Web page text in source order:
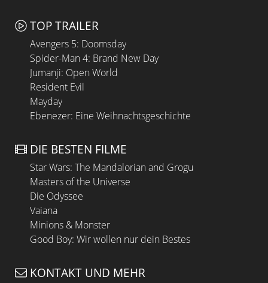
TOP TRAILER
Avengers 5: Doomsday
Spider-Man 4: Brand New Day
Jumanji: Open World
Resident Evil
Mayday
Ebenezer: Eine Weihnachtsgeschichte
DIE BESTEN FILME
Star Wars: The Mandalorian and Grogu
Masters of the Universe
Die Odyssee
Vaiana
Minions & Monster
Good Boy: Wir wollen nur dein Bestes
KONTAKT UND MEHR